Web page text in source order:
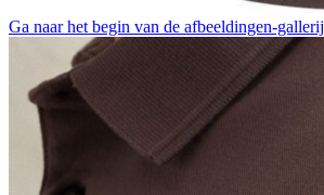
Ga naar het begin van de afbeeldingen-gallerij